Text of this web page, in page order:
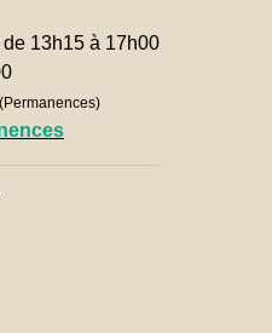
13h15 à 17h00
(Permanences)